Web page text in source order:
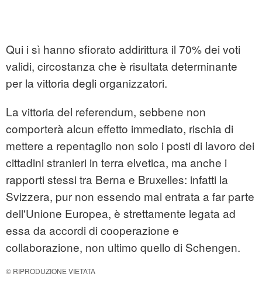
Qui i sì hanno sfiorato addirittura il 70% dei voti
validi, circostanza che è risultata determinante
per la vittoria degli organizzatori.
La vittoria del referendum, sebbene non
comporterà alcun effetto immediato, rischia di
mettere a repentaglio non solo i posti di lavoro dei
cittadini stranieri in terra elvetica, ma anche i
rapporti stessi tra Berna e Bruxelles: infatti la
Svizzera, pur non essendo mai entrata a far parte
dell'Unione Europea, è strettamente legata ad
essa da accordi di cooperazione e
collaborazione, non ultimo quello di Schengen.
© RIPRODUZIONE VIETATA